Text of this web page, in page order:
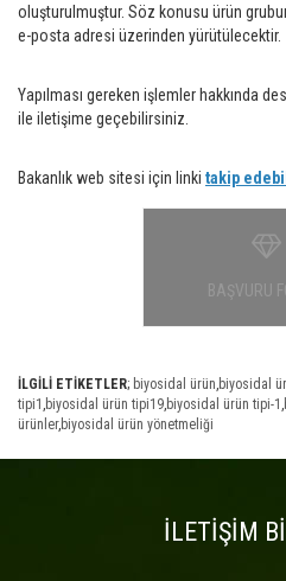
oluşturulmuştur. Söz konusu ürün
e-posta adresi üzerinden yürütülecektir.
Yapılması gereken işlemler hakkında
ile iletişime geçebilirsiniz.
Bakanlık web sitesi için linki takip
BAŞVURU
İLGİLİ ETİKETLER; biyosidal ürün,biyosidal
tipi1 ,biyosidal ürün tipi19,biyosidal ürün tipi-1 ,
ürünler,biyosidal ürün yönetmeliği
İLETİŞİM